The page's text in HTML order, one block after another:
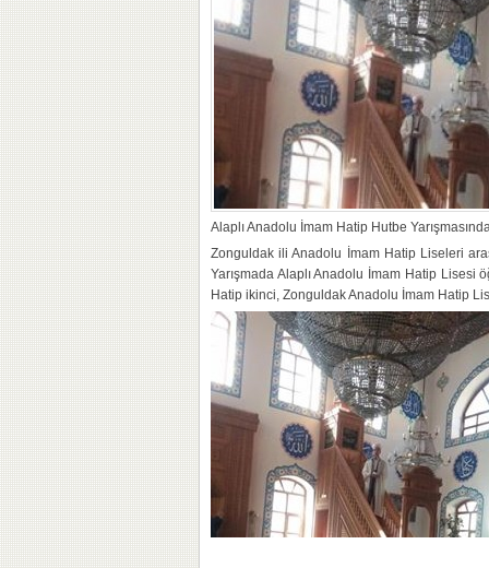
Alaplı Anadolu İmam Hatip Hutbe
Zonguldak ili Anadolu İmam Hatip Liseleri
Yarışmada Alaplı Anadolu İmam Hatip
Hatip ikinci, Zonguldak Anadolu İmam Hatip